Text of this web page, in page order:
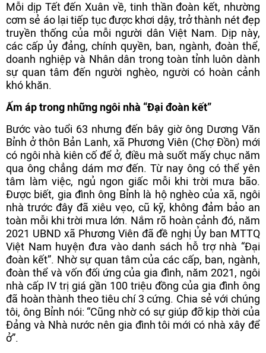
Mỗi dịp Tết đến Xuân về, tinh thần đoàn kết, nhường
cơm sẻ áo lại tiếp tục được khơi dậy, trở thành nét đẹp
truyền thống của mỗi người dân Việt Nam. Dịp này,
các cấp ủy đảng, chính quyền, ban, ngành, đoàn thể,
doanh nghiệp và Nhân dân trong toàn tỉnh luôn dành
sự quan tâm đến người nghèo, người có hoàn cảnh
khó khăn.
Ấm áp trong những ngôi nhà “Đại đoàn kết”
Bước vào tuổi 63 nhưng đến bây giờ ông Dương Văn
Bỉnh ở thôn Bản Lanh, xã Phương Viên (Chợ Đồn) mới
có ngôi nhà kiên cố để ở, điều mà suốt mấy chục năm
qua ông chẳng dám mơ đến. Từ nay ông có thể yên
tâm làm việc, ngủ ngon giấc mỗi khi trời mưa bão.
Được biết, gia đình ông Bỉnh là hộ nghèo của xã, ngôi
nhà trước đây đã xiêu vẹo, cũ kỹ, không đảm bảo an
toàn mỗi khi trời mưa lớn. Nắm rõ hoàn cảnh đó, năm
2021 UBND xã Phương Viên đã đề nghị Ủy ban MTTQ
Việt Nam huyện đưa vào danh sách hỗ trợ nhà “Đại
đoàn kết”. Nhờ sự quan tâm của các cấp, ban, ngành,
đoàn thể và vốn đối ứng của gia đình, năm 2021, ngôi
nhà cấp IV trị giá gần 100 triệu đồng của gia đình ông
đã hoàn thành theo tiêu chí 3 cứng. Chia sẻ với chúng
tôi, ông Bỉnh nói: “Cũng nhờ có sự giúp đỡ kịp thời của
Đảng và Nhà nước nên gia đình tôi mới có nhà xây để
ở”.